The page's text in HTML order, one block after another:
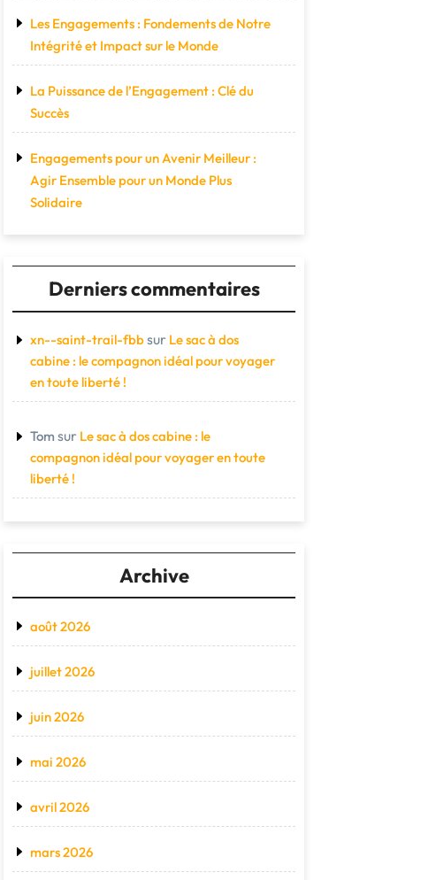
Les Engagements : Fondements de Notre
Intégrité et Impact sur le Monde
La Puissance de l’Engagement : Clé du
Succès
Engagements pour un Avenir Meilleur :
Agir Ensemble pour un Monde Plus
Solidaire
Derniers commentaires
xn--saint-trail-fbbsur Le sac à dos
cabine : le compagnon idéal pour voyager
en toute liberté !
Tom sur Le sac à dos cabine : le
compagnon idéal pour voyager en toute
liberté !
Archive
août 2026
juillet 2026
juin 2026
mai 2026
avril 2026
mars 2026